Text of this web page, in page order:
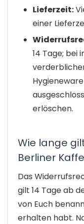
Lieferzeit:
einer
14 Tage; bei
erlöschen.
Wie lange
Berliner
Das
gilt 14 Tage ab
von Euch
erhalten habt.